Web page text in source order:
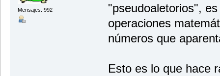
Mensajes: 992
"pseudoaletorios",
operaciones
números que
Esto es lo que hace